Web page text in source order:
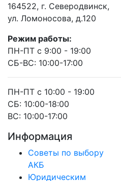
164522, г. Северодвинск,
ул. Ломоносова, д.120
Режим работы:
ПН-ПТ с 9:00 - 19:00
СБ-ВС: 10:00-17:00
ПН-ПТ с 10:00 - 19:00
СБ: 10:00-18:00
ВС: 10:00-17:00
Информация
Советы по выбору
АКБ
Юридическим